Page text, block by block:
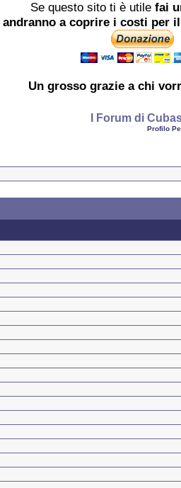
Se questo sito ti è utile fai
a coprire i costi per
Un grosso grazie a chi
I Forum di
Profilo